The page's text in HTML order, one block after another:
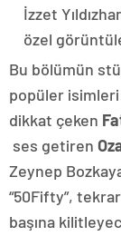
İzzet
özel
Bu bölümün
popüler isimleri:
dikkat çeken
ses getiren
Zeynep
“50Fifty”,
başına